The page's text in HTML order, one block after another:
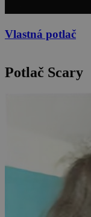
Vlastná potlač
Potlač Scary